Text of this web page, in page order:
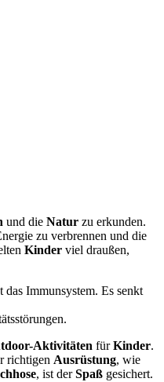
und die Natur zu erkunden.
zu verbrennen und die
Kinder viel draußen,
das Immunsystem. Es senkt
Aktivitäten fürKinder.
richtigen Ausrüstung, wie
, ist derSpaß gesichert.